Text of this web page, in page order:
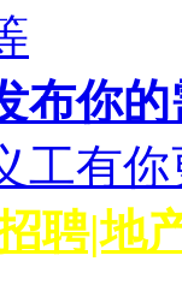
布你
工有
聘|地